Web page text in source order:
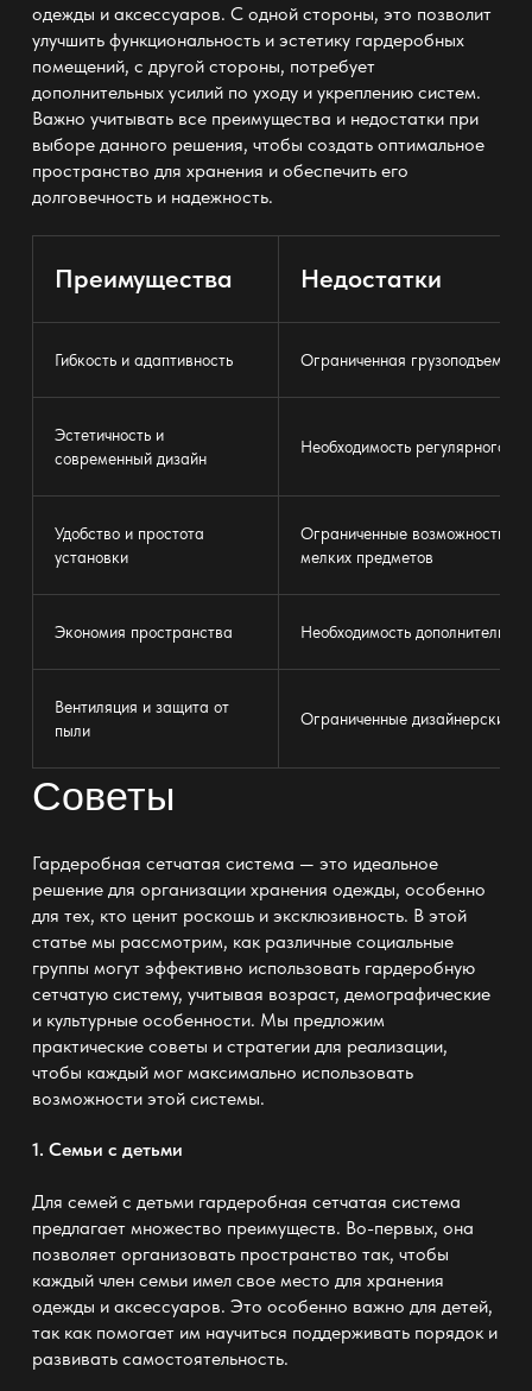
одежды и аксессуаров. С одной стороны, это позволит
улучшить функциональность и эстетику гардеробных
помещений, с другой стороны, потребует
дополнительных усилий по уходу и укреплению систем.
Важно учитывать все преимущества и недостатки при
выборе данного решения, чтобы создать оптимальное
пространство для хранения и обеспечить его
долговечность и надежность.
Преимущества Недостатки
Гибкость и адаптивность Ограниченная
Эстетичность и
современный дизайн
Необходимость регулярного
Удобство и простота
установки
Ограниченные возможности
мелких предметов
Экономия пространства Необходимость
Вентиляция и защита от
пыли
Ограниченные дизайнерские
Советы
Гардеробная сетчатая система — это идеальное
решение для организации хранения одежды, особенно
для тех, кто ценит роскошь и эксклюзивность. В этой
статье мы рассмотрим, как различные социальные
группы могут эффективно использовать гардеробную
сетчатую систему, учитывая возраст, демографические
и культурные особенности. Мы предложим
практические советы и стратегии для реализации,
чтобы каждый мог максимально использовать
возможности этой системы.
1. Семьи с детьми
Для семей с детьми гардеробная сетчатая система
предлагает множество преимуществ. Во-первых, она
позволяет организовать пространство так, чтобы
каждый член семьи имел свое место для хранения
одежды и аксессуаров. Это особенно важно для детей,
так как помогает им научиться поддерживать порядок и
развивать самостоятельность.